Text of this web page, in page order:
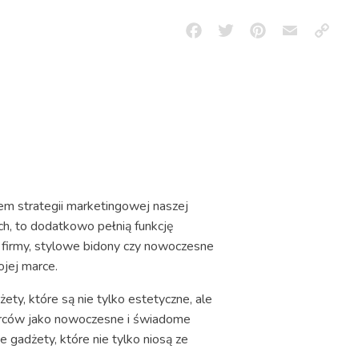
FacebookTwitterPinterestEmailCopy
strategii marketingowej naszej
to dodatkowo pełnią funkcję
stylowe bidony czy nowoczesne
marce.
które są nie tylko estetyczne, ale
jako nowoczesne i świadome
gadżety, które nie tylko niosą ze